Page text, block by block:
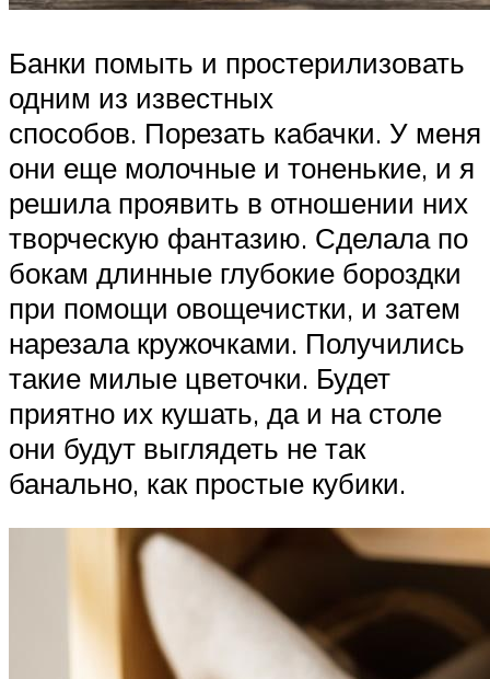
Банки помыть и простерилизовать
одним из известных
способов. Порезать кабачки. У меня
они еще молочные и тоненькие, и я
решила проявить в отношении них
творческую фантазию. Сделала по
бокам длинные глубокие бороздки
при помощи овощечистки, и затем
нарезала кружочками. Получились
такие милые цветочки. Будет
приятно их кушать, да и на столе
они будут выглядеть не так
банально, как простые кубики.